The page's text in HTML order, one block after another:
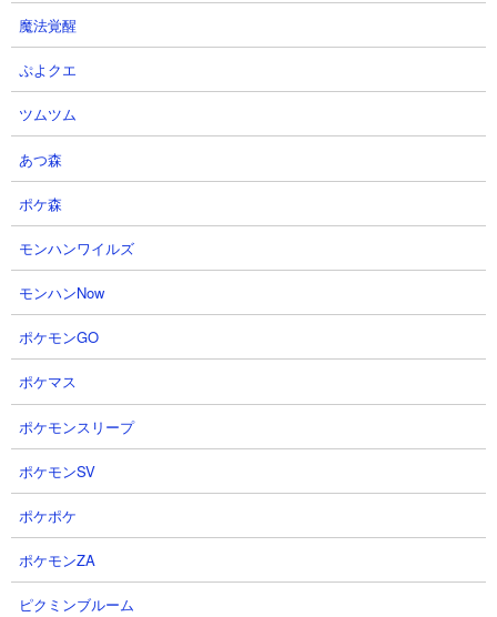
３．ザクザクッキー山脈 カイとカメラマンとコス
モを使った攻略
【出撃メンバー】
【攻略概要】
「猫叉Master」さんの攻略動画です。使用するのはカイとカメラ
マンとコスモの3種のみ。アイテムやにゃんコンボは使用していま
せん。カイとカメラマンで前線を維持してその後ろから敵の取り
巻きを利用してコスモの波動にてエンジェルースを叩いていく戦
法。取り巻き次第ではありますがうまくいけばエンジェルースの
コスモを第四形態にしている場合は出撃させることでかなり戦局
を楽にできますね。
魔法覚醒
ぷよクエ
ツムツム
あつ森
ポケ森
モンハンワイルズ
モンハンNow
ポケモンGO
ポケマス
ポケモンスリープ
ポケモンSV
ポケポケ
ポケモンZA
ピクミンブルーム